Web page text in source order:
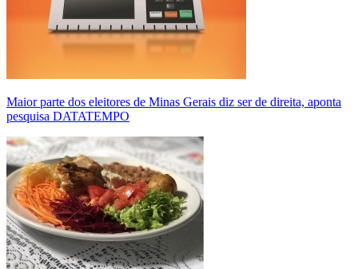
Maior parte dos eleitores de Minas Gerais diz ser de direita, aponta
pesquisa DATATEMPO